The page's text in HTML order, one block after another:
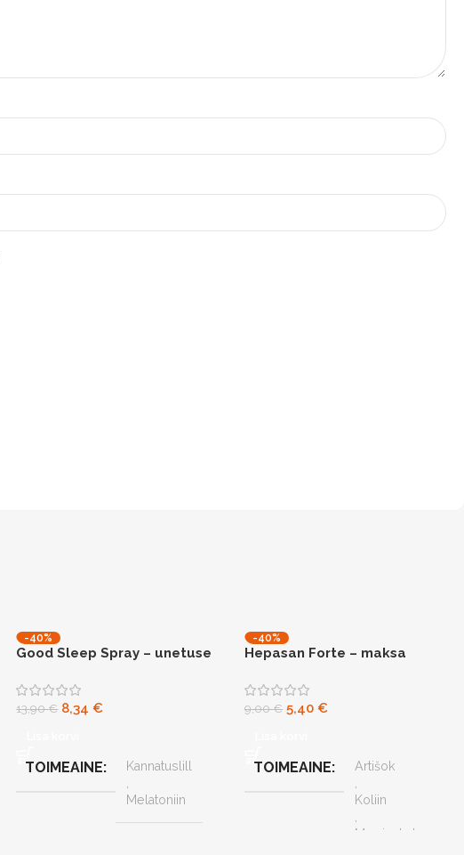
-40%
Good Sleep Spray – unetuse
13,90€ 8,34€
TOIMEAINE
Kannatuslill
Melatoniin
-40%
Hepasan Forte – maksa
9,00€ 5,40€
TOIMEAINE
Artišok
Koliin
Maarjaohakas